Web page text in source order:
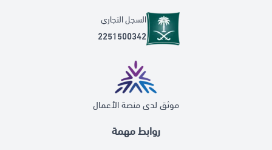
روابط مهمة
السجل التجاري
2251500342
موثق لدى منصة الأعمال